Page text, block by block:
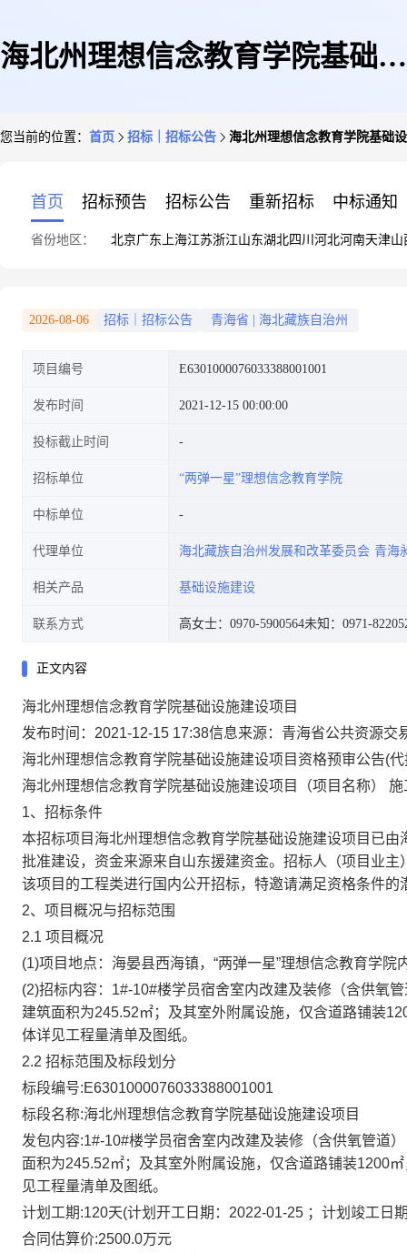
海北州理想信念教育学院基础设
您当前的位置： 首页 招标｜招标公告 海北州理想信念教育学院基础
首页 招标预告 招标公告 重新招标 中标通知
省份地区： 北京广东 上海江苏浙江山东湖北四川 河北河南天津山
2026-08-06 招标｜招标公告 青海省 海北藏族自治州
项目编号 E6301000076033388001001
发布时间 2021-12-15 00:00:00
投标截止时间
招标单位 “两弹一星”理想信念教育学院
中标单位
代理单位 海北藏族自治州发展和改革委员会 青海
相关产品 基础设施建设
联系方式 高女士：0970-5900564未知：0971-
正文内容
海北州理想信念教育学院基础设施建设项目
发布时间：2021-12-15 17:38信息来源： 青海省公共资源交
海北州理想信念教育学院基础设施建设项目资格预审公告(
海北州理想信念教育学院基础设施建设项目（项目名称）
1、招标条件
本招标项目海北州理想信念教育学院基础设施建设项目已
批准建设，资金来源来自山东援建资金。招标人（项目业
该项目的工程类进行国内公开招标，特邀请满足资格条件
2、项目概况与招标范围
2.1 项目概况
(1)项目地点：海晏县西海镇，“两弹一星”理想信念教育学院
(2)招标内容：1#-10#楼学员宿舍室内改建及装修（含供氧
建筑面积为245.52㎡；及其室外附属设施，仅含道路铺装
体详见工程量清单及图纸。
2.2 招标范围及标段划分
标段编号:E6301000076033388001001
标段名称:海北州理想信念教育学院基础设施建设项目
发包内容:1#-10#楼学员宿舍室内改建及装修（含供氧管道
面积为245.52㎡；及其室外附属设施，仅含道路铺装1200
见工程量清单及图纸。
计划工期:120天(计划开工日期：2022-01-25 ；计划竣工日
合同估算价:2500.0万元